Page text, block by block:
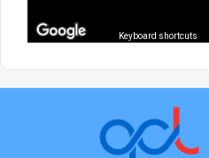
Keyboard shortcuts